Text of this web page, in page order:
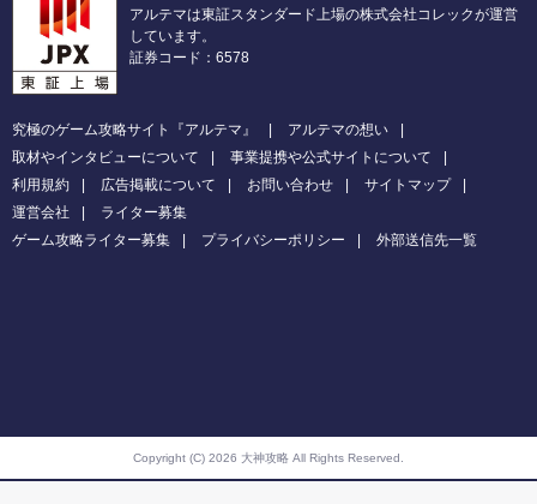
アルテマは東証スタンダード上場の株式会社コレックが運営
しています。
証券コード：6578
究極のゲーム攻略サイト『アルテマ』
アルテマの想い
取材やインタビューについて
事業提携や公式サイトについて
利用規約
広告掲載について お問い合わせ
サイトマップ
運営会社
ライター募集
ゲーム攻略ライター募集
プライバシーポリシー 外部送信先一覧
Copyright (C) 2026 大神攻略 All Rights Reserved.